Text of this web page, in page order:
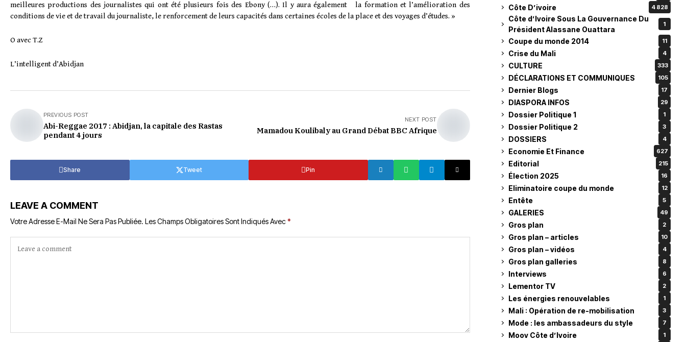
meilleures productions des journalistes qui ont été plusieurs fois des Ebony (…). Il y aura également la formation et l’amélioration des
conditions de vie et de travail du journaliste, le renforcement de leurs capacités dans certaines écoles de la place et des voyages d’études. »
O avec T.Z
L’intelligent d’Abidjan
PREVIOUS POST
Abi-Reggae 2017 : Abidjan, la capitale des Rastas
pendant 4 jours
NEXT POST
Mamadou Koulibaly au Grand Débat BBC Afrique
Share Tweet Pin
LEAVE A COMMENT
Votre Adresse E-Mail Ne Sera Pas Publiée. Les Champs Obligatoires Sont Indiqués Avec*
Côte D’ivoire 4 828
Côte d’Ivoire Sous La Gouvernance Du
Président Alassane Ouattara
1
Coupe du monde 2014 11
Crise du Mali 4
CULTURE 333
DÉCLARATIONS ET COMMUNIQUES 105
Dernier Blogs 17
DIASPORA INFOS 29
Dossier Politique 1 1
Dossier Politique 2 3
DOSSIERS 4
Economie Et Finance 627
Editorial 215
Élection 2025 16
Eliminatoire coupe du monde 12
Entête 5
GALERIES 49
Gros plan 2
Gros plan – articles 10
Gros plan – vidéos 4
Gros plan galleries 8
Interviews 6
Lementor TV 2
Les énergies renouvelables 1
Mali : Opération de re-mobilisation 3
Mode : les ambassadeurs du style 7
Moov Côte d’Ivoire 1